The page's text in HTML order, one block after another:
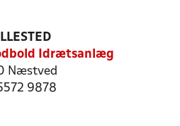
Idrætsanlæg
Næstved
9878